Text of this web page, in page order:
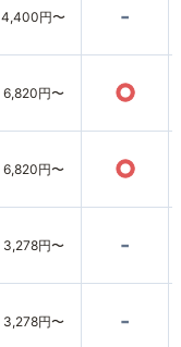
4,400円〜 -
6,820円〜 ○
6,820円〜 ○
3,278円〜 -
3,278円〜 -